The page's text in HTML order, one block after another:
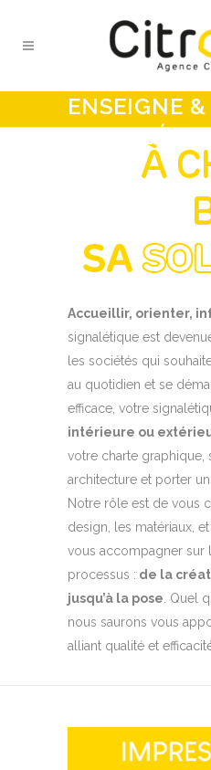
ENSEIGNE &
Accueillir, orienter,
signalétique est
les sociétés qui
au quotidien et se
efficace, votre
intérieure ou
votre charte graphique,
architecture et porter
Notre rôle est de vous
design, les matériaux,
vous accompagner sur
processus : de la
jusqu’à la pose . Quel
nous saurons vous
alliant qualité et